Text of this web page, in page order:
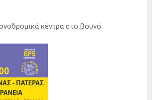
κέντρα στο βουνό.